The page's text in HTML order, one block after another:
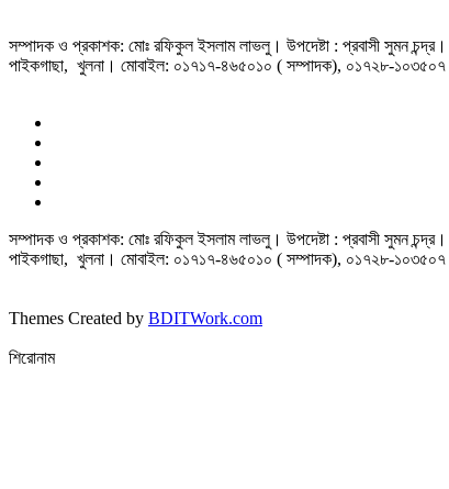
সম্পাদক ও প্রকাশক: মোঃ রফিকুল ইসলাম লাভলু। উপদেষ্টা : প্রবাসী সুমন চন্দ্র।
পাইকগাছা, খুলনা। মোবাইল: ০১৭১৭-৪৬৫০১০ ( সম্পাদক), ০১৭২৮-১০৩৫০৭
সম্পাদক ও প্রকাশক: মোঃ রফিকুল ইসলাম লাভলু। উপদেষ্টা : প্রবাসী সুমন চন্দ্র।
পাইকগাছা, খুলনা। মোবাইল: ০১৭১৭-৪৬৫০১০ ( সম্পাদক), ০১৭২৮-১০৩৫০৭
Themes Created by BDITWork.com
শিরোনাম